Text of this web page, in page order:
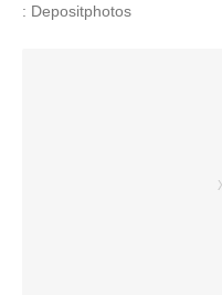
: Depositphotos